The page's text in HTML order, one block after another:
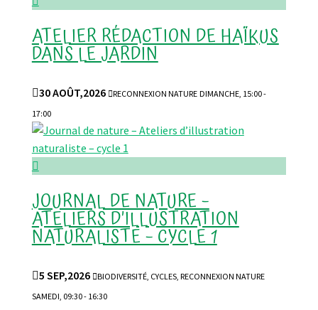
ATELIER RÉDACTION DE HAÏKUS
DANS LE JARDIN
30 AOÛT,2026 RECONNEXION NATURE DIMANCHE, 15:00 -
17:00

JOURNAL DE NATURE –
ATELIERS D’ILLUSTRATION
NATURALISTE – CYCLE 1
5 SEP,2026 BIODIVERSITÉ, CYCLES, RECONNEXION NATURE
SAMEDI, 09:30 - 16:30